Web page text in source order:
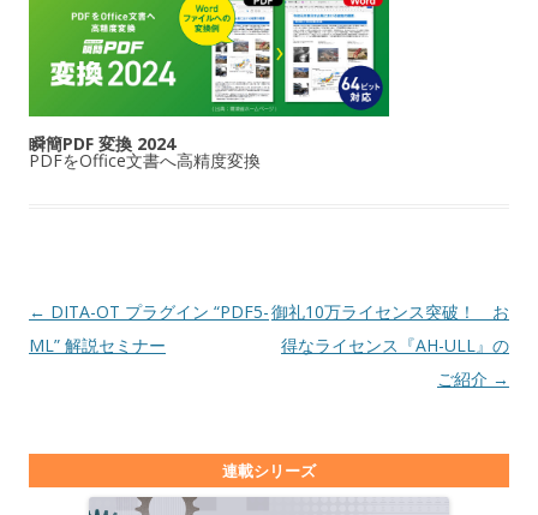
瞬簡PDF 変換 2024
PDFをOffice文書へ高精度変換
投稿ナビゲーション
← DITA-OT プラグイン “PDF5-
ML” 解説セミナー
御礼10万ライセンス突破！ お
得なライセンス『AH-ULL』の
ご紹介 →
連載シリーズ